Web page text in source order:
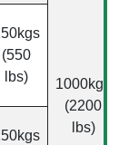
1000kgs
(2200
lbs)
(550
lbs)